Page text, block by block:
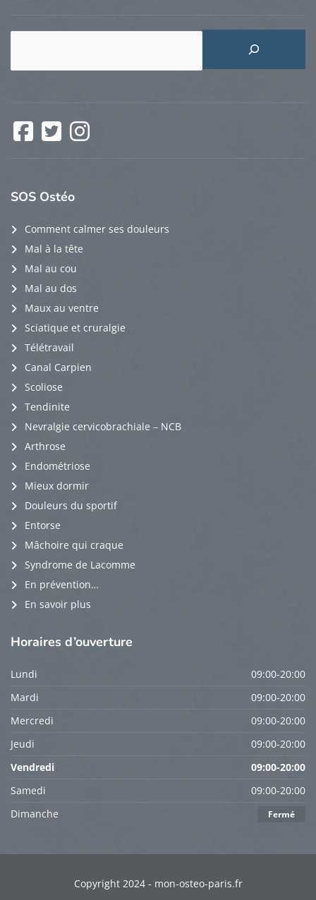
Facebook
SOS Ostéo
Comment calmer ses douleurs
Mal à la tête
Mal au cou
Mal au dos
Maux au ventre
Sciatique et cruralgie
Télétravail
Canal Carpien
Scoliose
Tendinite
Nevralgie cervicobrachiale – NCB
Arthrose
Endométriose
Mieux dormir
Douleurs du sportif
Entorse
Mâchoire qui craque
Syndrome de Lacomme
En prévention…
En savoir plus
Horaires d’ouverture
Lundi
09:00-20:00
Mardi
09:00-20:00
Mercredi
09:00-20:00
Jeudi
09:00-20:00
Vendredi
09:00-20:00
Samedi
09:00-20:00
Dimanche
Fermé
Copyright 2024 - mon-osteo-paris.fr